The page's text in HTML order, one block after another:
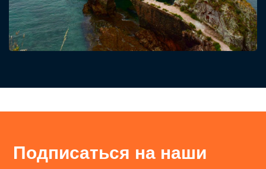
Подписаться на наши